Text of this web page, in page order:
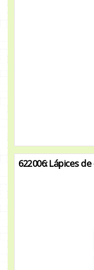
622006: Lápices